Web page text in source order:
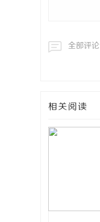
全部评论
相关阅读